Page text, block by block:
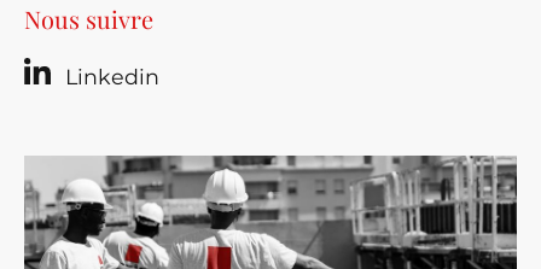
Nous suivre
Linkedin